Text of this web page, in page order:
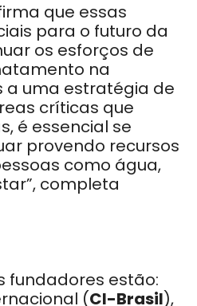
que essas
para o futuro da
os esforços de
na
a uma estratégia de
críticas que
é essencial se
provendo recursos
como água,
completa
fundadores estão:
(CI-Brasil),